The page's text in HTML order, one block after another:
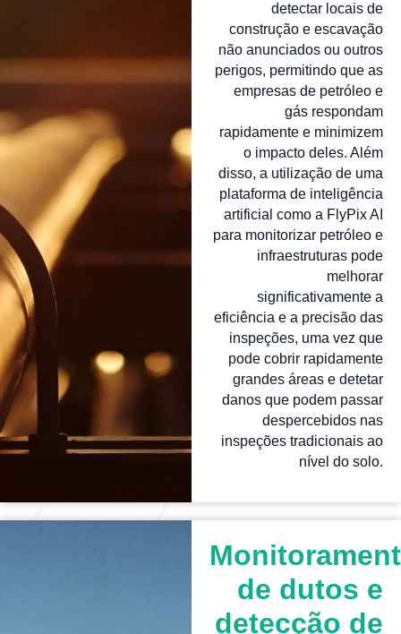
detectar locais de
construção e escavação
não anunciados ou outros
perigos, permitindo que as
empresas de petróleo e
gás respondam
rapidamente e minimizem
o impacto deles. Além
disso, a utilização de uma
plataforma de inteligência
artificial como a FlyPix AI
para monitorizar petróleo e
infraestruturas pode
melhorar
significativamente a
eficiência e a precisão das
inspeções, uma vez que
pode cobrir rapidamente
grandes áreas e detetar
danos que podem passar
despercebidos nas
inspeções tradicionais ao
nível do solo.
de dutos e
detecção de